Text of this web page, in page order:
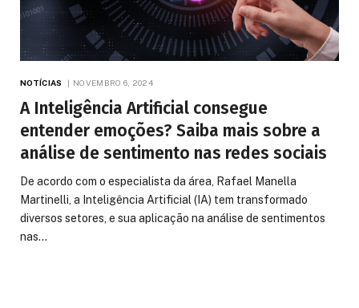
NOTÍCIAS NOVEMBRO 6, 2024
A Inteligência Artificial consegue
entender emoções? Saiba mais sobre a
análise de sentimento nas redes sociais
De acordo com o especialista da área, Rafael Manella
Martinelli, a Inteligência Artificial (IA) tem transformado
diversos setores, e sua aplicação na análise de sentimentos
nas…